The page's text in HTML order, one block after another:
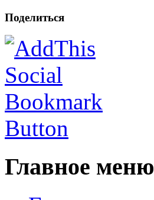
Поделиться
Главное меню